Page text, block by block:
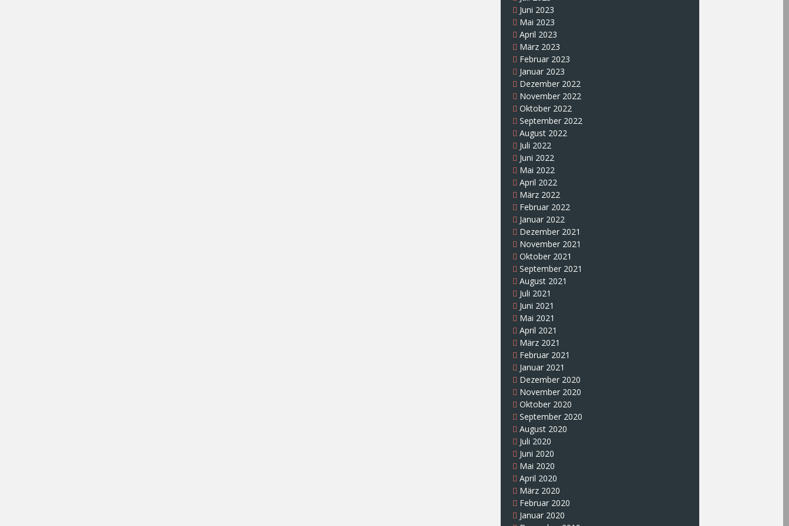
Juni 2023
Mai 2023
April 2023
März 2023
Februar 2023
Januar 2023
Dezember 2022
November 2022
Oktober 2022
September 2022
August 2022
Juli 2022
Juni 2022
Mai 2022
April 2022
März 2022
Februar 2022
Januar 2022
Dezember 2021
November 2021
Oktober 2021
September 2021
August 2021
Juli 2021
Juni 2021
Mai 2021
April 2021
März 2021
Februar 2021
Januar 2021
Dezember 2020
November 2020
Oktober 2020
September 2020
August 2020
Juli 2020
Juni 2020
Mai 2020
April 2020
März 2020
Februar 2020
Januar 2020